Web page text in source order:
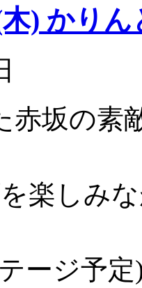
木) かり
赤坂の素
楽しみ
ージ予定